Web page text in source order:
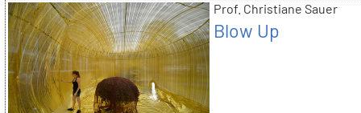
Prof. Christiane Sauer
Blow Up